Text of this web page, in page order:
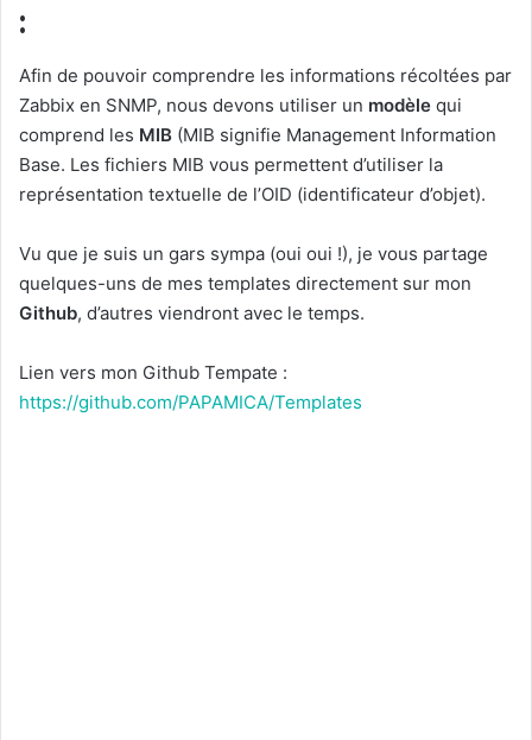
:
Afin de pouvoir comprendre les informations récoltées par
Zabbix en SNMP, nous devons utiliser un modèle qui
comprend les MIB (MIB signifie Management Information
Base. Les fichiers MIB vous permettent d’utiliser la
représentation textuelle de l’OID (identificateur d’objet).
Vu que je suis un gars sympa (oui oui !), je vous partage
quelques-uns de mes templates directement sur mon
Github, d’autres viendront avec le temps.
Lien vers mon Github Tempate :
https://github.com/PAPAMICA/Templates